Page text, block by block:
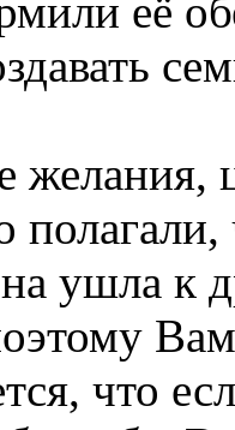
её
желания,
ушла к
что